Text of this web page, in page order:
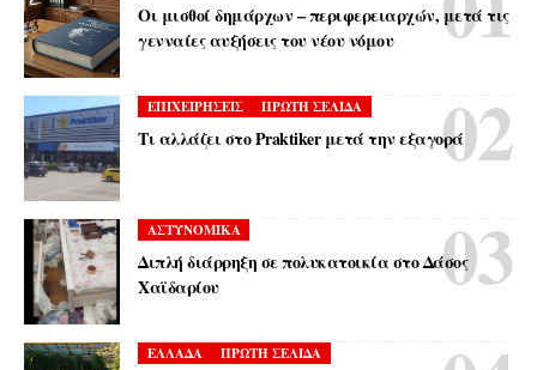
Οι μισθοί δημάρχων – περιφερειαρχών, μετά τις
γενναίες αυξήσεις του νέου νόμου
ΕΠΙΧΕΙΡΗΣΕΙΣ ΠΡΩΤΗ ΣΕΛΙΔΑ
Τι αλλάζει στο Praktiker μετά την εξαγορά
ΑΣΤΥΝΟΜΙΚΑ
Διπλή διάρρηξη σε πολυκατοικία στο Δάσος
Χαϊδαρίου
ΕΛΛΑΔΑ ΠΡΩΤΗ ΣΕΛΙΔΑ